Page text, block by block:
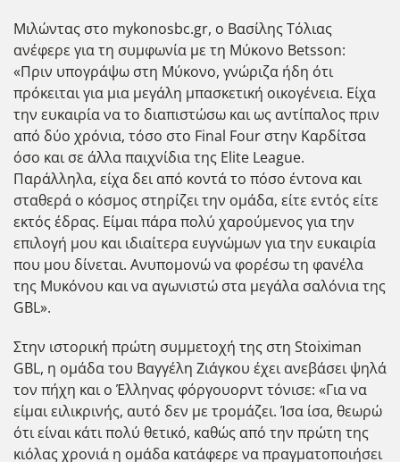
Μιλώντας στο mykonosbc.gr, ο Βασίλης Τόλιας
ανέφερε για τη συμφωνία με τη Μύκονο Betsson:
«Πριν υπογράψω στη Μύκονο, γνώριζα ήδη ότι
πρόκειται για μια μεγάλη μπασκετική οικογένεια. Είχα
την ευκαιρία να το διαπιστώσω και ως αντίπαλος πριν
από δύο χρόνια, τόσο στο Final Four στην Καρδίτσα
όσο και σε άλλα παιχνίδια της Elite League.
Παράλληλα, είχα δει από κοντά το πόσο έντονα και
σταθερά ο κόσμος στηρίζει την ομάδα, είτε εντός είτε
εκτός έδρας. Είμαι πάρα πολύ χαρούμενος για την
επιλογή μου και ιδιαίτερα ευγνώμων για την ευκαιρία
που μου δίνεται. Ανυπομονώ να φορέσω τη φανέλα
της Μυκόνου και να αγωνιστώ στα μεγάλα σαλόνια της
GBL».
Στην ιστορική πρώτη συμμετοχή της στη Stoiximan
GBL, η ομάδα του Βαγγέλη Ζιάγκου έχει ανεβάσει ψηλά
τον πήχη και ο Έλληνας φόργουορντ τόνισε: «Για να
είμαι ειλικρινής, αυτό δεν με τρομάζει. Ίσα ίσα, θεωρώ
ότι είναι κάτι πολύ θετικό, καθώς από την πρώτη της
κιόλας χρονιά η ομάδα κατάφερε να πραγματοποιήσει